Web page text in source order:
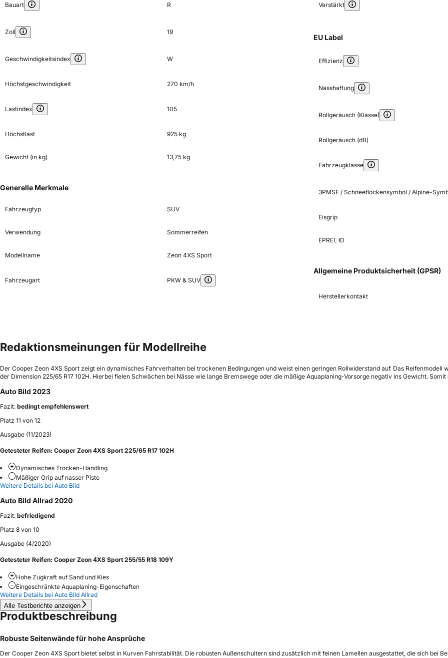
Bauart R
Zoll 19
Geschwindigkeitsindex W
Höchstgeschwindigkeit 270 km/h
Lastindex 105
Höchstlast 925 kg
Gewicht (in kg) 13,75 kg
Generelle Merkmale
Fahrzeugtyp SUV
Verwendung Sommerreifen
Modellname Zeon 4XS Sport
Fahrzeugart PKW & SUV
Verstärkt
EU Label
Effizienz
Nasshaftung
Rollgeräusch (Klasse)
Rollgeräusch (dB)
Fahrzeugklasse
3PMSF / Schneeflockensymbol / Alpine-
Eisgrip
EPREL ID
Allgemeine Produktsicherheit (GPSR)
Herstellerkontakt
Redaktionsmeinungen für Modellreihe
Der Cooper Zeon 4XS Sport zeigt ein dynamisches Fahrverhalten bei trockenen Bedingungen und weist einen geringen Rollwiderstand auf. Das
der Dimension 225/65 R17 102H. Hierbei fielen Schwächen bei Nässe wie lange Bremswege oder die mäßige Aquaplaning-Vorsorge negativ ins Gewicht.
Auto Bild 2023
Fazit: bedingt empfehlenswert
Platz 11 von 12
Ausgabe (11/2023)
Getesteter Reifen: Cooper Zeon 4XS Sport 225/65 R17 102H
Dynamisches Trocken-Handling
Mäßiger Grip auf nasser Piste
Weitere Details bei Auto Bild
Auto Bild Allrad 2020
Fazit: befriedigend
Platz 8 von 10
Ausgabe (4/2020)
Getesteter Reifen: Cooper Zeon 4XS Sport 255/55 R18 109Y
Hohe Zugkraft auf Sand und Kies
Eingeschränkte Aquaplaning-Eigenschaften
Weitere Details bei Auto Bild Allrad
Alle Testberichte anzeigen
Produktbeschreibung
Robuste Seitenwände für hohe Ansprüche
Der Cooper Zeon 4XS Sport bietet selbst in Kurven Fahrstabilität. Die robusten Außenschultern sind zusätzlich mit feinen Lamellen ausgestattet, die sich bei